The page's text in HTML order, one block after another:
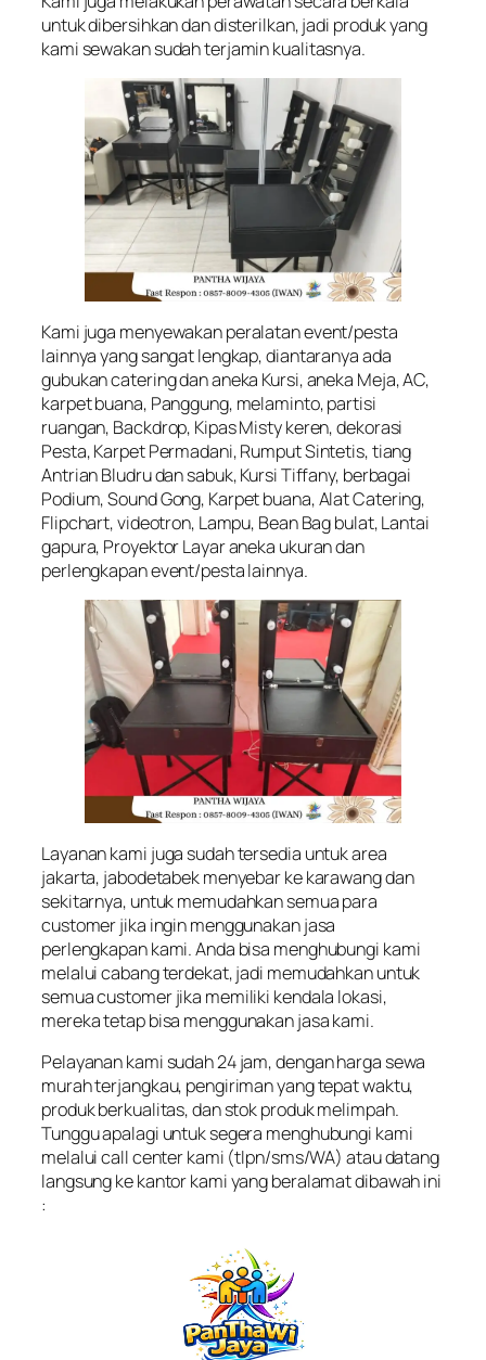
untuk dibersihkan dan disterilkan, jadi produk yang
kami sewakan sudah terjamin kualitasnya.
Kami juga menyewakan peralatan event/pesta
lainnya yang sangat lengkap, diantaranya ada
gubukan catering dan aneka Kursi, aneka Meja, AC,
karpet buana, Panggung, melaminto, partisi
ruangan, Backdrop, Kipas Misty keren, dekorasi
Pesta, Karpet Permadani, Rumput Sintetis, tiang
Antrian Bludru dan sabuk, Kursi Tiffany, berbagai
Podium, Sound Gong, Karpet buana, Alat Catering,
Flipchart, videotron, Lampu, Bean Bag bulat, Lantai
gapura, Proyektor Layar aneka ukuran dan
perlengkapan event/pesta lainnya.
Layanan kami juga sudah tersedia untuk area
jakarta, jabodetabek menyebar ke karawang dan
sekitarnya, untuk memudahkan semua para
customer jika ingin menggunakan jasa
perlengkapan kami. Anda bisa menghubungi kami
melalui cabang terdekat, jadi memudahkan untuk
semua customer jika memiliki kendala lokasi,
mereka tetap bisa menggunakan jasa kami.
Pelayanan kami sudah 24 jam, dengan harga sewa
murah terjangkau, pengiriman yang tepat waktu,
produk berkualitas, dan stok produk melimpah.
Tunggu apalagi untuk segera menghubungi kami
melalui call center kami (tlpn/sms/WA) atau datang
langsung ke kantor kami yang beralamat dibawah ini
: